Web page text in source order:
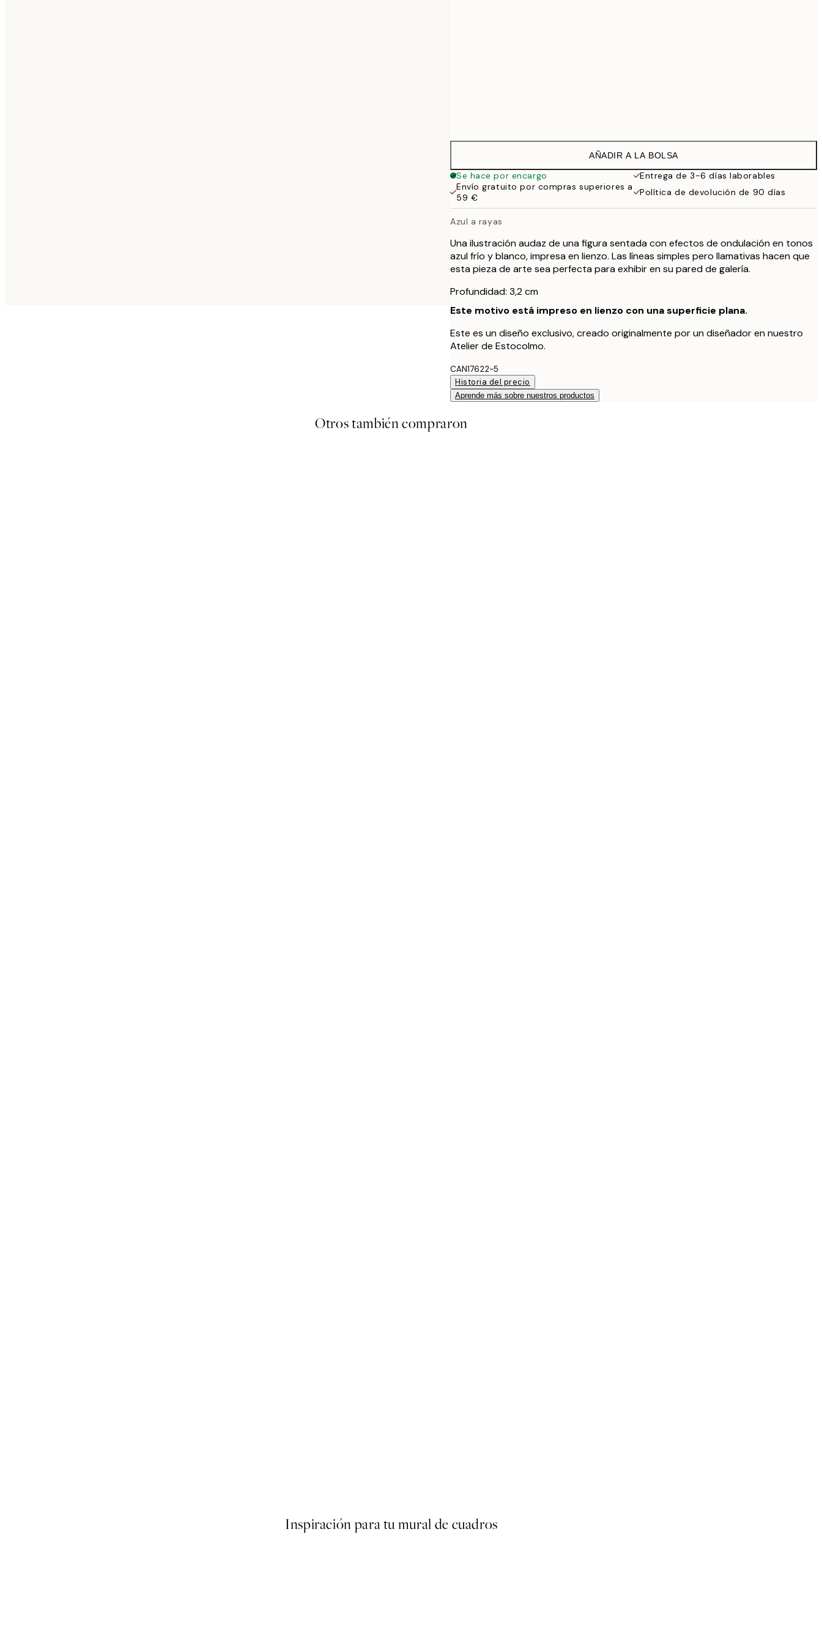
AÑADIR A LA BOLSA
Se hace por encargo
Entrega de 3-6 días laborables
Envío gratuito por compras superiores a
59 €
Política de devolución de 90 días
Azul a rayas
Una ilustración audaz de una figura sentada con efectos de ondulación en tonos
azul frío y blanco, impresa en lienzo. Las líneas simples pero llamativas hacen que
esta pieza de arte sea perfecta para exhibir en su pared de galería.
Profundidad: 3,2 cm
Este motivo está impreso en lienzo con una superficie plana.
Este es un diseño exclusivo, creado originalmente por un diseñador en nuestro
Atelier de Estocolmo.
CAN17622-5
Historia del precio
Aprende más sobre nuestros productos
Otros también compraron
Inspiración para tu mural de cuadros